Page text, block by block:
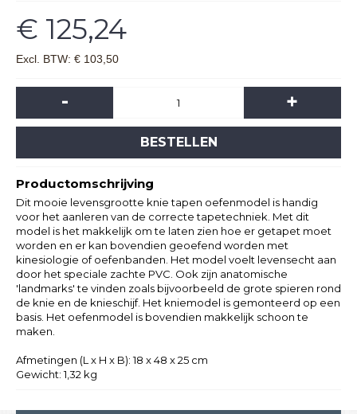
€ 125,24
Excl. BTW: € 103,50
- +
BESTELLEN
Productomschrijving
Dit mooie levensgrootte knie tapen oefenmodel is handig
voor het aanleren van de correcte tapetechniek. Met dit
model is het makkelijk om te laten zien hoe er getapet moet
worden en er kan bovendien geoefend worden met
kinesiologie of oefenbanden. Het model voelt levensecht aan
door het speciale zachte PVC. Ook zijn anatomische
'landmarks' te vinden zoals bijvoorbeeld de grote spieren rond
de knie en de knieschijf. Het kniemodel is gemonteerd op een
basis. Het oefenmodel is bovendien makkelijk schoon te
maken.
Afmetingen (L x H x B): 18 x 48 x 25 cm
Gewicht: 1,32 kg